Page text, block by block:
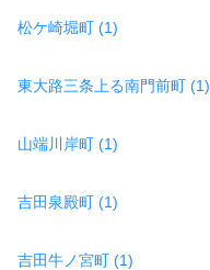
松ケ崎堀町 (1)
東大路三条上る南門前町 (1)
山端川岸町 (1)
吉田泉殿町 (1)
吉田牛ノ宮町 (1)